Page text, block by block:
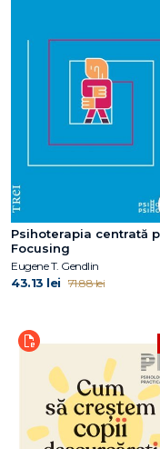
Psihoterapia centrată
Focusing
Eugene T. Gendlin
43.13 lei 71.88 lei